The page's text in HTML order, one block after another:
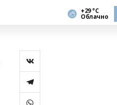
+29 °С
Облачно